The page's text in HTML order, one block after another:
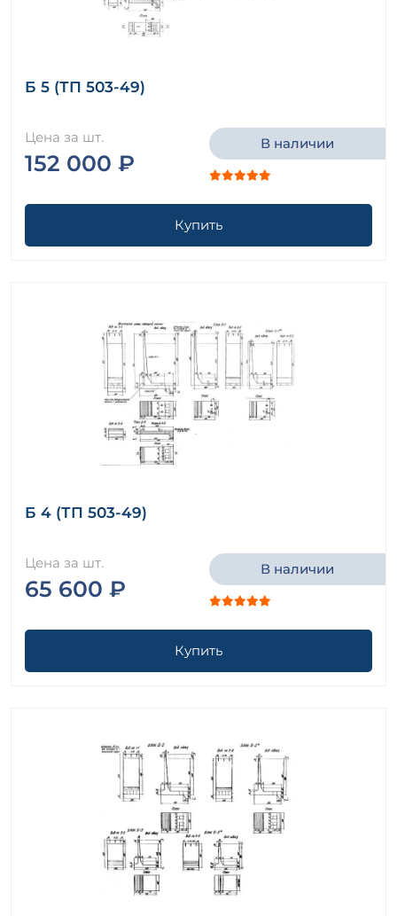
Б 5 (ТП 503-49)
Цена за шт.
152 000 ₽
В наличии
Купить
Б 4 (ТП 503-49)
Цена за шт.
65 600 ₽
В наличии
Купить